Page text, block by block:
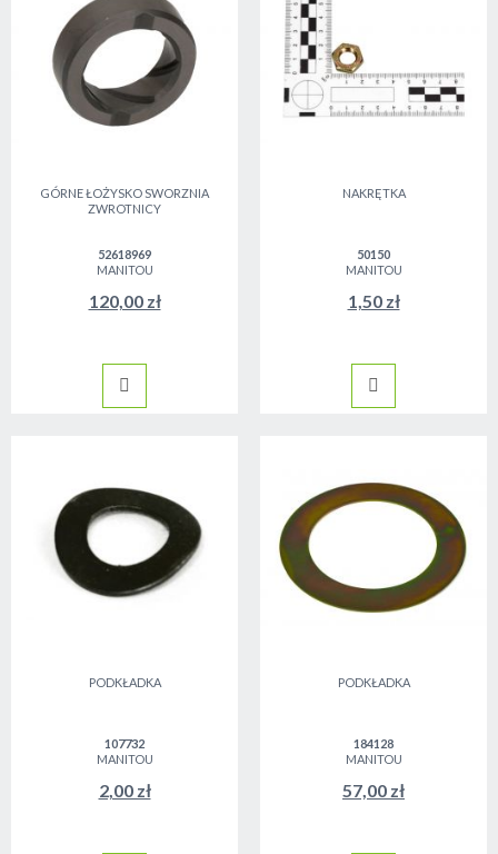
GÓRNE ŁOŻYSKO SWORZNIA
ZWROTNICY
52618969
MANITOU
120,00 zł
NAKRĘTKA
50150
MANITOU
1,50 zł
PODKŁADKA
107732
MANITOU
2,00 zł
PODKŁADKA
184128
MANITOU
57,00 zł